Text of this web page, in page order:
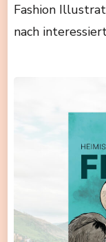
Fashion
nach